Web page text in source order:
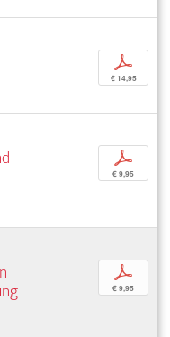
p
€ 14,95
p
€ 9,95
p
€ 9,95